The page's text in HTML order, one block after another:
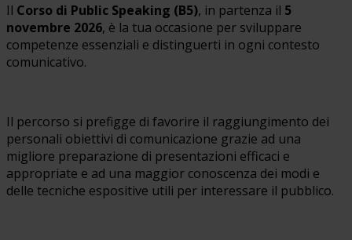
Il Corso di Public Speaking (B5), in partenza il 5
novembre 2026, è la tua occasione per sviluppare
competenze essenziali e distinguerti in ogni contesto
comunicativo.
Il percorso si prefigge di favorire il raggiungimento dei
personali obiettivi di comunicazione grazie ad una
migliore preparazione di presentazioni efficaci e
appropriate e ad una maggior conoscenza dei modi e
delle tecniche espositive utili per interessare il pubblico.